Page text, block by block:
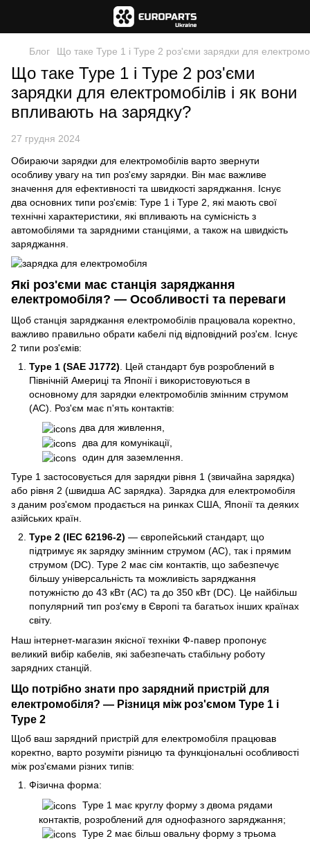
Блог Що таке Type 1 і Type 2 роз'єми зарядки для
Що таке Type 1 і Type 2 роз'єми
зарядки для електромобілів і як вони
впливають на зарядку?
27 грудня 2024
Обираючи зарядки для електромобілів варто звернути
особливу увагу на тип роз'єму зарядки. Він має важливе
значення для ефективності та швидкості заряджання. Існує
два основних типи роз'ємів: Type 1 і Type 2, які мають свої
технічні характеристики, які впливають на сумісність з
автомобілями та зарядними станціями, а також на швидкість
заряджання.
Які роз'єми має станція заряджання
електромобіля? — Особливості та переваги
Щоб станція заряджання електромобілів працювала коректно,
важливо правильно обрати кабелі під відповідний роз'єм. Існує
2 типи роз'ємів:
Type 1 (SAE J1772) . Цей стандарт був розроблений в
Північній Америці та Японії і використовуються в
основному для зарядки електромобілів змінним струмом
(AC). Роз'єм має п'ять контактів:
два для живлення,
два для комунікації,
один для заземлення.
Type 1 застосовується для зарядки рівня 1 (звичайна зарядка)
або рівня 2 (швидша AC зарядка). Зарядка для електромобіля
з даним роз'ємом продається на ринках США, Японії та деяких
азійських країн.
Type 2 (IEC 62196-2) — європейський стандарт, що
підтримує як зарядку змінним струмом (AC), так і прямим
струмом (DC). Type 2 має сім контактів, що забезпечує
більшу універсальність та можливість заряджання
потужністю до 43 кВт (AC) та до 350 кВт (DC). Це найбільш
популярний тип роз'єму в Європі та багатьох інших країнах
світу.
Наш інтернет-магазин якісної техніки Ф-павер пропонує
великий вибір кабелів, які забезпечать стабільну роботу
зарядних станцій.
Що потрібно знати про зарядний пристрій для
електромобіля? — Різниця між роз'ємом Type 1 і
Type 2
Щоб ваш зарядний пристрій для електромобіля працював
коректно, варто розуміти різницю та функціональні особливості
між роз'ємами різних типів:
Фізична форма:
Type 1 має круглу форму з двома рядами
контактів, розроблений для однофазного заряджання;
Type 2 має більш овальну форму з трьома